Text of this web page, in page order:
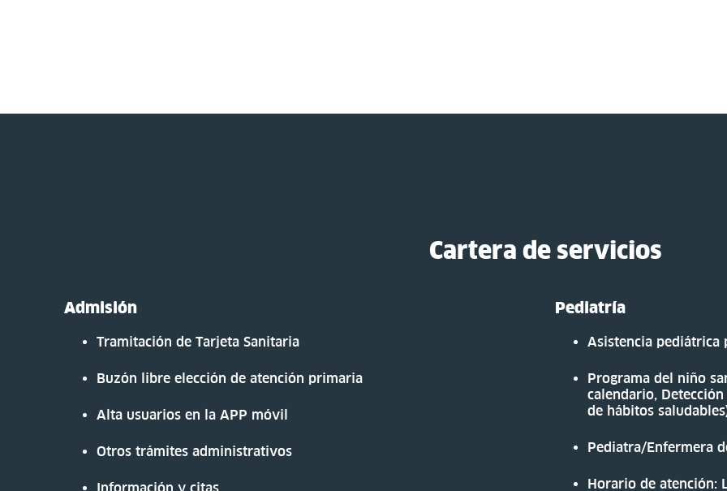
Cartera de servicios
Admisión
Tramitación de Tarjeta Sanitaria
Buzón libre elección de atención primaria
Alta usuarios en la APP móvil
Otros trámites administrativos
Información y citas
Pediatría
Asistencia pediátrica
Programa del niño
calendario,
de hábitos
Pediatra/Enfermera
Horario de atención: